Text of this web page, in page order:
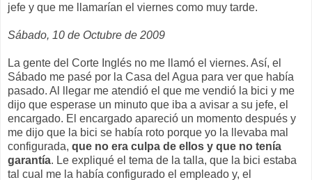
jefe y que me llamarían el viernes como muy tarde.
Sábado, 10 de Octubre de 2009
La gente del Corte Inglés no me llamó el viernes. Así, el
Sábado me pasé por la Casa del Agua para ver que había
pasado. Al llegar me atendió el que me vendió la bici y me
dijo que esperase un minuto que iba a avisar a su jefe, el
encargado. El encargado apareció un momento después y
me dijo que la bici se había roto porque yo la llevaba mal
configurada, que no era culpa de ellos y que no tenía
garantía. Le expliqué el tema de la talla, que la bici estaba
tal cual me la había configurado el empleado y, el